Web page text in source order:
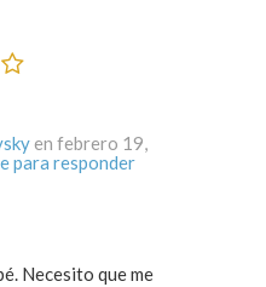
en febrero 19,
para responder
Necesito que me